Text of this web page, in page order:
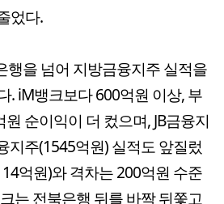
었다.
행을 넘어 지방금융지주 실적을
. iM뱅크보다 600억원 이상, 부
순이익이 더 컸으며, JB금융지
지주(1545억원) 실적도 앞질렀
억원)와 격차는 200억원 수준
는 전북은행 뒤를 바짝 뒤쫓고